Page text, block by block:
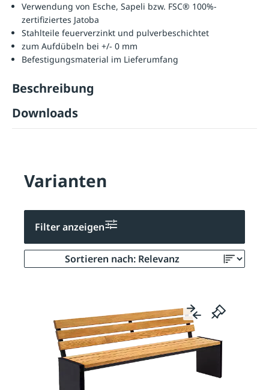
Verwendung von Esche, Sapeli bzw. FSC® 100%-
zertifiziertes Jatoba
Stahlteile feuerverzinkt und pulverbeschichtet
zum Aufdübeln bei +/- 0 mm
Befestigungsmaterial im Lieferumfang
Beschreibung
Downloads
Varianten
Filter anzeigen